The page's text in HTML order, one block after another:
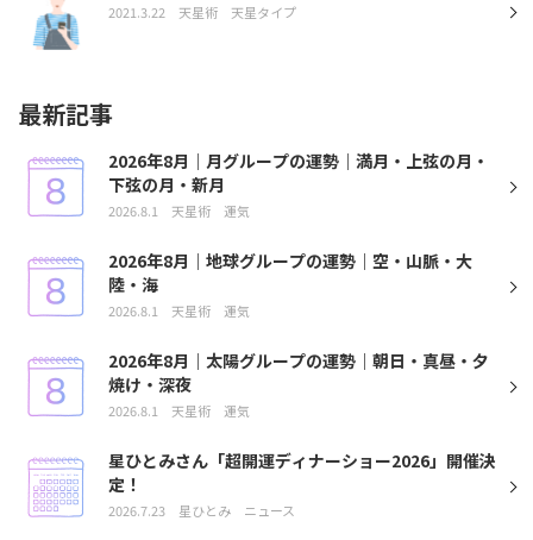
2021.3.22 天星術 天星タイプ
最新記事
2026年8月｜月グループの運勢｜満月・上弦の月・
下弦の月・新月
2026.8.1 天星術 運気
2026年8月｜地球グループの運勢｜空・山脈・大
陸・海
2026.8.1 天星術 運気
2026年8月｜太陽グループの運勢｜朝日・真昼・夕
焼け・深夜
2026.8.1 天星術 運気
星ひとみさん「超開運ディナーショー2026」開催決
定！
2026.7.23 星ひとみ ニュース